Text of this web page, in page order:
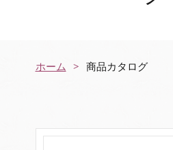
ホーム 商品カタログ